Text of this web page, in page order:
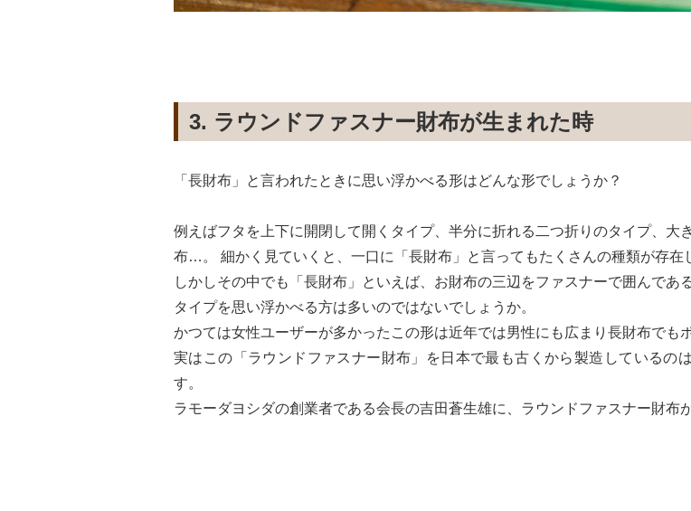
3. ラウンドファスナー財布が⽣まれた時
「⻑財布」と⾔われたときに思い浮かべる形はどんな形でしょうか？
例えばフタを上下に開閉して開くタイプ、半分に折れる⼆つ折りのタイプ、
布…。 細かく⾒ていくと、⼀⼝に「⻑財布」と⾔ってもたくさんの種類が存在
しかしその中でも「⻑財布」といえば、お財布の三辺をファスナーで囲んであ
タイプを思い浮かべる⽅は多いのではないでしょうか。
かつては⼥性ユーザーが多かったこの形は近年では男性にも広まり⻑財布でも
実はこの「ラウンドファスナー財布」を⽇本で最も古くから製造しているの
す。
ラモーダヨシダの創業者である会⻑の吉⽥蒼⽣雄に、ラウンドファスナー財布